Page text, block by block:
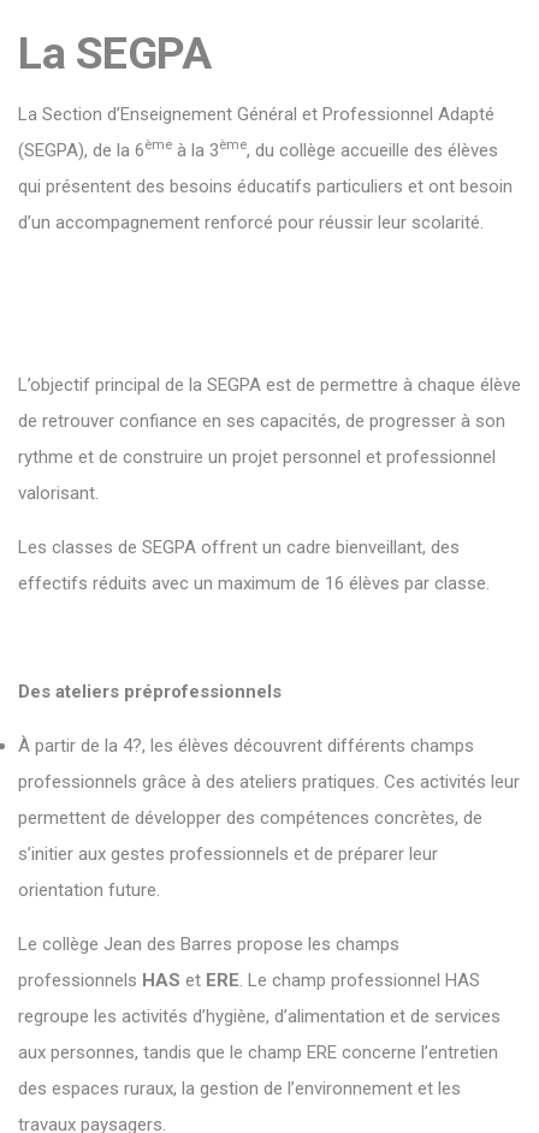
La SEGPA
La Section d’Enseignement Général et Professionnel Adapté
(SEGPA), de la 6ème à la 3ème, du collège accueille des élèves
qui présentent des besoins éducatifs particuliers et ont besoin
d’un accompagnement renforcé pour réussir leur scolarité.
L’objectif principal de la SEGPA est de permettre à chaque élève
de retrouver confiance en ses capacités, de progresser à son
rythme et de construire un projet personnel et professionnel
valorisant.
Les classes de SEGPA offrent un cadre bienveillant, des
effectifs réduits avec un maximum de 16 élèves par classe.
Des ateliers préprofessionnels
À partir de la 4?, les élèves découvrent différents champs
professionnels grâce à des ateliers pratiques. Ces activités leur
permettent de développer des compétences concrètes, de
s’initier aux gestes professionnels et de préparer leur
orientation future.
Le collège Jean des Barres propose les champs
professionnels HAS et ERE. Le champ professionnel HAS
regroupe les activités d’hygiène, d’alimentation et de services
aux personnes, tandis que le champ ERE concerne l’entretien
des espaces ruraux, la gestion de l’environnement et les
travaux paysagers.